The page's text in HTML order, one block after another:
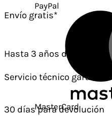
PayPal
MasterCard
Envío gratis*
Hasta 3 años de garantía
Servicio técnico
30 días para devolución